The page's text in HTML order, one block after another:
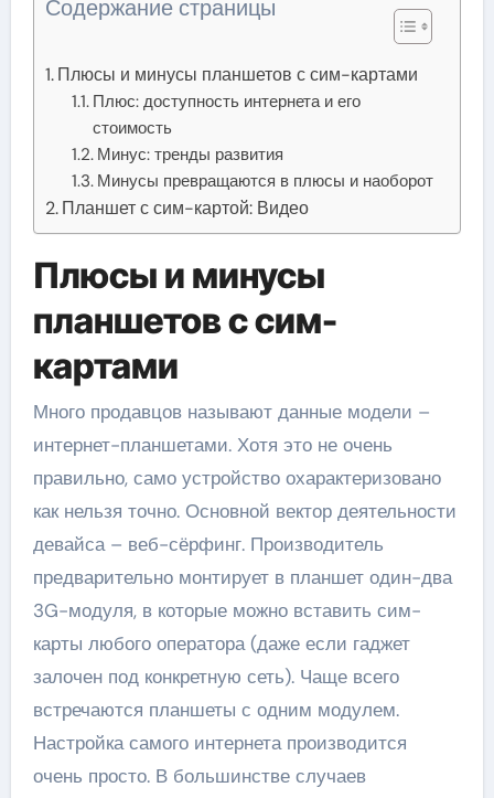
Содержание страницы
Плюсы и минусы планшетов с сим-картами
Плюс: доступность интернета и его
стоимость
Минус: тренды развития
Минусы превращаются в плюсы и наоборот
Планшет с сим-картой: Видео
Плюсы и минусы
планшетов с сим-
картами
Много продавцов называют данные модели –
интернет-планшетами. Хотя это не очень
правильно, само устройство охарактеризовано
как нельзя точно. Основной вектор деятельности
девайса – веб-сёрфинг. Производитель
предварительно монтирует в планшет один-два
3G-модуля, в которые можно вставить сим-
карты любого оператора (даже если гаджет
залочен под конкретную сеть). Чаще всего
встречаются планшеты с одним модулем.
Настройка самого интернета производится
очень просто. В большинстве случаев